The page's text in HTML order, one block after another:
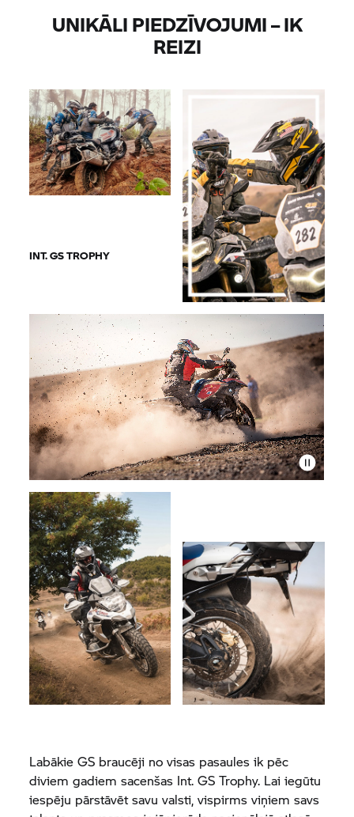
UNIKĀLI PIEDZĪVOJUMI – IK
REIZI
INT.GS TROPHY
Labākie GS braucēji no visas pasaules ik pēc
diviem gadiem sacenšas Int.GS Trophy. Lai iegūtu
iespēju pārstāvēt savu valsti, vispirms viņiem savs